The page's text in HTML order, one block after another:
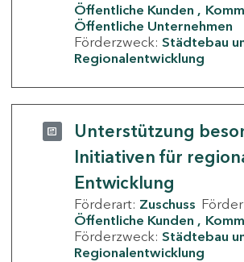
Öffentliche Kunden
Öffentliche Unternehmen
Förderzweck: Städtebau
Regionalentwicklung
Unterstützung
Initiativen für
Entwicklung
Förderart: Zuschuss
Öffentliche Kunden
Förderzweck: Städtebau
Regionalentwicklung